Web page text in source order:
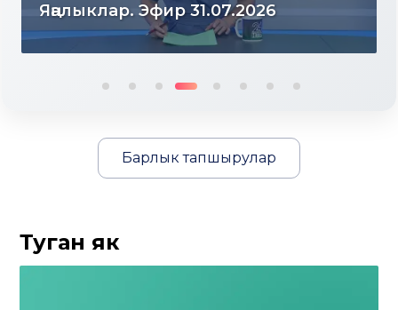
Яңалыклар. Эфир 31.07.2026
Барлык тапшырулар
Туган як